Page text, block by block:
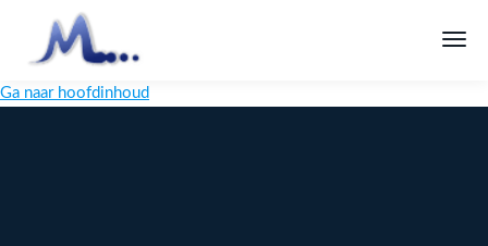
Ga naar hoofdinhoud